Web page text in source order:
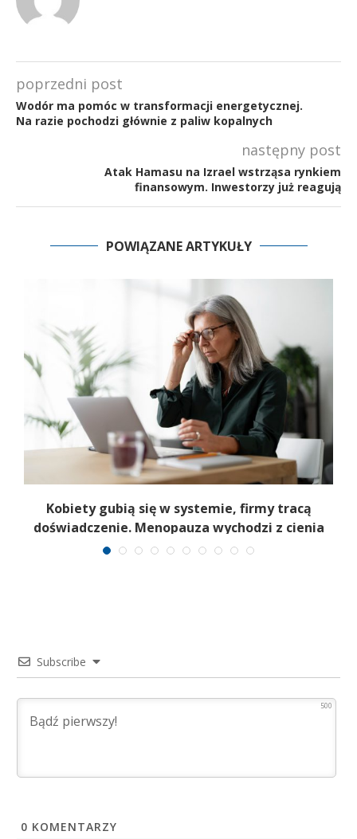
poprzedni post
Wodór ma pomóc w transformacji energetycznej.
Na razie pochodzi głównie z paliw kopalnych
następny post
Atak Hamasu na Izrael wstrząsa rynkiem
finansowym. Inwestorzy już reagują
POWIĄZANE ARTYKUŁY
Kobiety gubią się w systemie, firmy tracą
doświadczenie. Menopauza wychodzi z cienia
Subscribe
500
0 KOMENTARZY